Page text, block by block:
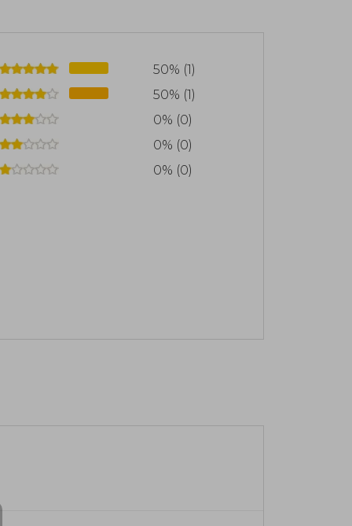
50% (1)
50% (1)
0% (0)
0% (0)
0% (0)